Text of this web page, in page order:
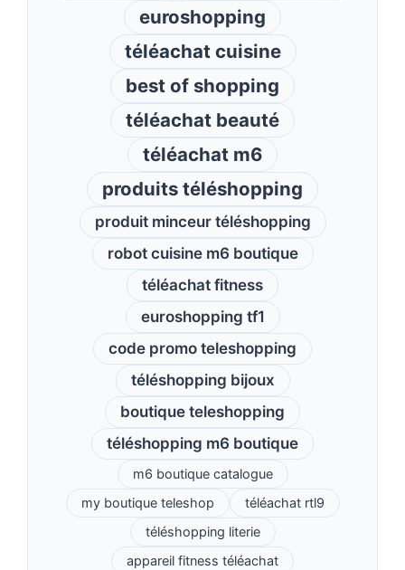
euroshopping
téléachat cuisine
best of shopping
téléachat beauté
téléachat m6
produits téléshopping
produit minceur téléshopping
robot cuisine m6 boutique
téléachat fitness
euroshopping tf1
code promo teleshopping
téléshopping bijoux
boutique teleshopping
téléshopping m6 boutique
m6 boutique catalogue
my boutique teleshop
téléachat rtl9
téléshopping literie
appareil fitness téléachat